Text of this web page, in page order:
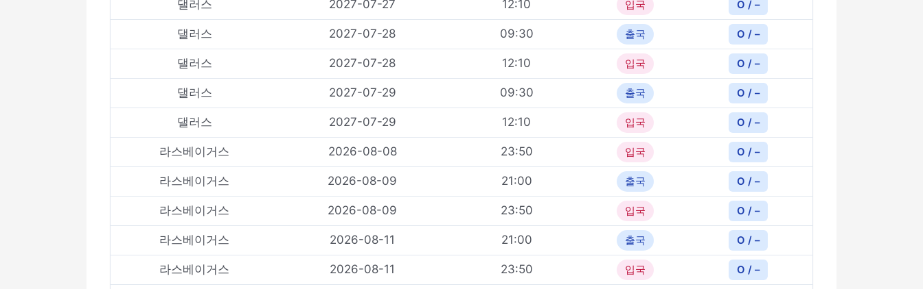
댈러스 2027-07-27 12:10 입국 O / –
댈러스 2027-07-28 09:30 출국 O / –
댈러스 2027-07-28 12:10 입국 O / –
댈러스 2027-07-29 09:30 출국 O / –
댈러스 2027-07-29 12:10 입국 O / –
라스베이거스 2026-08-08 23:50 입국 O / –
라스베이거스 2026-08-09 21:00 출국 O / –
라스베이거스 2026-08-09 23:50 입국 O / –
라스베이거스 2026-08-11 21:00 출국 O / –
라스베이거스 2026-08-11 23:50 입국 O / –